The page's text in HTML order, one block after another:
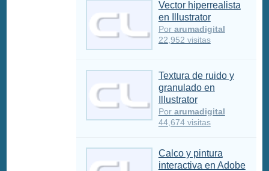
Vector hiperrealista
en Illustrator
Por arumadigital
22,952 visitas
Textura de ruido y
granulado en
Illustrator
Por arumadigital
44,674 visitas
Calco y pintura
interactiva en Adobe